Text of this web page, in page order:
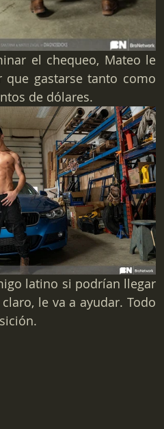
el chequeo, Mateo le
gastarse tanto como
de dólares.
latino si podrían llegar
le va a ayudar. Todo